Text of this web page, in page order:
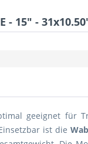
- 15" -
geeignet für
ist die